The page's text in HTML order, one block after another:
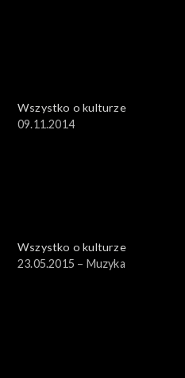
Wszystko o kulturze
09.11.2014
Wszystko o kulturze
23.05.2015 – Muzyka